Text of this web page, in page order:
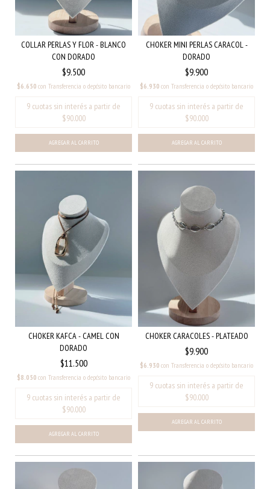
COLLAR PERLAS Y FLOR - BLANCO
CON DORADO
$9.500
$6.650 con Transferencia o depósito bancario
CHOKER MINI PERLAS CARACOL -
DORADO
$9.900
$6.930 con Transferencia o depósito bancario
CHOKER KAFCA - CAMEL CON
DORADO
$11.500
$8.050 con Transferencia o depósito bancario
CHOKER CARACOLES - PLATEADO
$9.900
$6.930 con Transferencia o depósito bancario